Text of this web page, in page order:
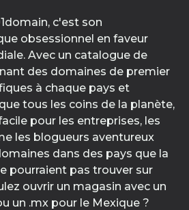
c'est son
obsessionnel en faveur
Avec un catalogue de
des domaines de premier
à chaque pays et
tous les coins de la planète,
pour les entreprises, les
les blogueurs aventureux
dans des pays que la
pourraient pas trouver sur
ouvrir un magasin avec un
un .mx pour le Mexique ?